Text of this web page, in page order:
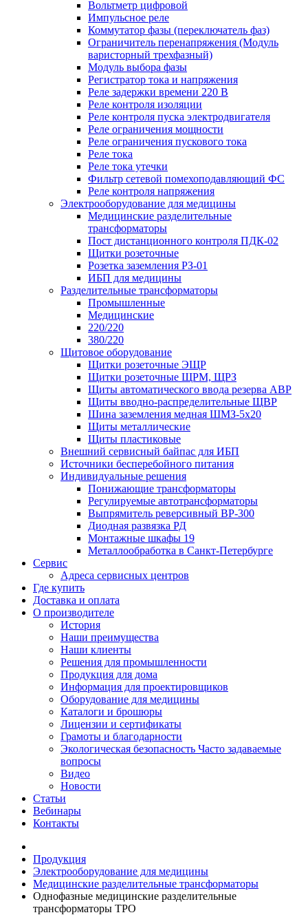
Вольтметр цифровой
Импульсное реле
Коммутатор фазы (переключатель фаз)
Ограничитель перенапряжения (Модуль
варисторный трехфазный)
Модуль выбора фазы
Регистратор тока и напряжения
Реле задержки времени 220 В
Реле контроля изоляции
Реле контроля пуска электродвигателя
Реле ограничения мощности
Реле ограничения пускового тока
Реле тока
Реле тока утечки
Фильтр сетевой помехоподавляющий ФС
Реле контроля напряжения
Электрооборудование для медицины
Медицинские разделительные
трансформаторы
Пост дистанционного контроля ПДК-02
Щитки розеточные
Розетка заземления РЗ-01
ИБП для медицины
Разделительные трансформаторы
Промышленные
Медицинские
220/220
380/220
Щитовое оборудование
Щитки розеточные ЭЩР
Щитки розеточные ЩРМ, ЩРЗ
Щиты автоматического ввода резерва АВР
Щиты вводно-распределительные ЩВР
Шина заземления медная ШМЗ-5х20
Щиты металлические
Щиты пластиковые
Внешний сервисный байпас для ИБП
Источники бесперебойного питания
Индивидуальные решения
Понижающие трансформаторы
Регулируемые автотрансформаторы
Выпрямитель реверсивный ВР-300
Диодная развязка РД
Монтажные шкафы 19
Металлообработка в Санкт-Петербурге
Сервис
Адреса сервисных центров
Где купить
Доставка и оплата
О производителе
История
Наши преимущества
Наши клиенты
Решения для промышленности
Продукция для дома
Информация для проектировщиков
Оборудование для медицины
Каталоги и брошюры
Лицензии и сертификаты
Грамоты и благодарности
Экологическая безопасность Часто задаваемые
вопросы
Видео
Новости
Статьи
Вебинары
Контакты
Продукция
Электрооборудование для медицины
Медицинские разделительные трансформаторы
Однофазные медицинские разделительные
трансформаторы ТРО